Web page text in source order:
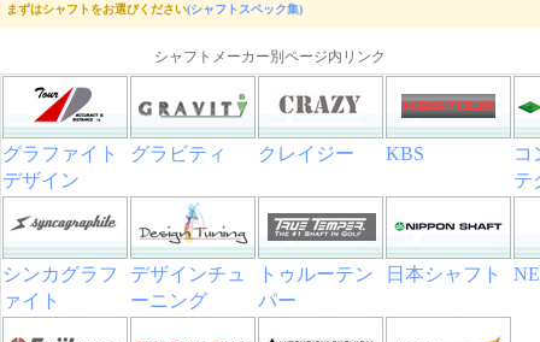
まずはシャフトをお選びください(シャフトスペック集)
シャフトメーカー別ページ内リンク
グラファイト
デザイン
グラビティ クレイジー KBS
コ
テ
シンカグラフ
ァイト
デザインチュ
ーニング
トゥルーテン
パー
日本シャフト